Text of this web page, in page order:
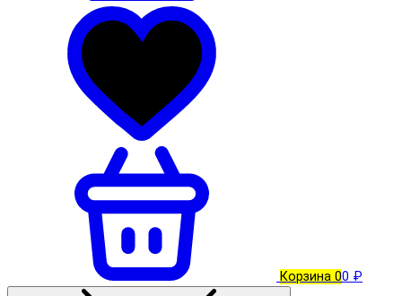
Корзина 00 ₽